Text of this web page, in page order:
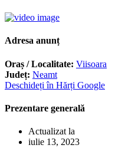
Adresa anunț
Oraș / Localitate: Viisoara
Județ: Neamt
Deschideți în Hărți Google
Prezentare generală
Actualizat la
iulie 13, 2023